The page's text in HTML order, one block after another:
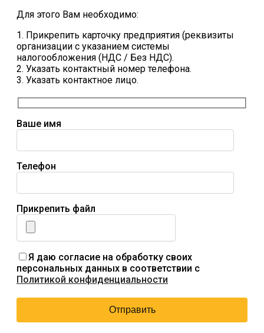
Для этого Вам необходимо:
1. Прикрепить карточку предприятия (реквизиты
организации с указанием системы
налогообложения (НДС / Без НДС).
2. Указать контактный номер телефона.
3. Указать контактное лицо.
Ваше имя
Телефон
Прикрепить файл
Я даю согласие на обработку своих
персональных данных в соответствии с
Политикой конфиденциальности